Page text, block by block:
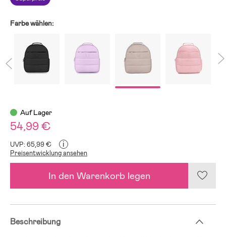
Farbe wählen:
Auf Lager
54,99 €
UVP: 65,99 € i
Preisentwicklung ansehen
In den Warenkorb legen
Beschreibung